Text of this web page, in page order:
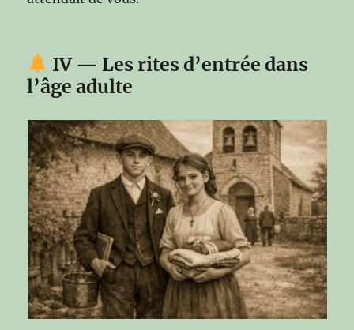
IV — Les rites d’entrée dans
l’âge adulte